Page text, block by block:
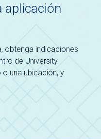
aplicación
obtenga indicaciones
de University
o una ubicación, y